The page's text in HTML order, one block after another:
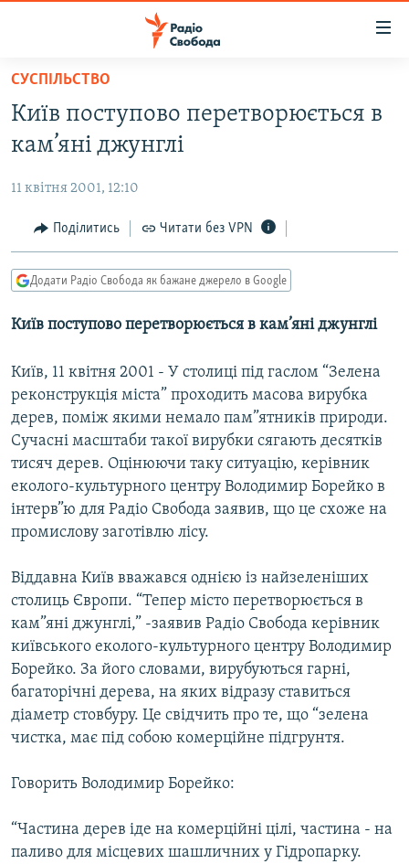
Перейти
основного
матеріалу
до
навігації
Перейти
до
ВСЕ ЗА ДОБУ
ПОЛІТИКА
ЕКОНОМІКА
КУЛЬТУРА
СПОРТ
СВІТ
ВІЙНА
РОСІЙСЬКА «ФІЛЬТРАЦІЯ»
КРИМ.РЕАЛІЇ
ТИ ЯК?
КИТАЙ.ВИКЛИКИ
МУЛЬТИМЕДІА
ФОТО
СПЕЦПРОЄКТИ
ПОДКАСТИ
КРИМ РЕАЛІЇ
РУС
УКР
КТАТ
ДОЛУЧАЙСЯ!
Усі сайти RFE/RL
СУСПІЛЬСТВО
Київ поступово перетворюється в
кам’яні джунглі
11 квітня 2001, 12:10
Поділитись Читати без VPN
Додати Радіо Свобода як бажане джерело в Google
Київ поступово перетворюється в кам’яні джунглі
Київ, 11 квітня 2001 - У столиці під гаслом “Зелена
реконструкція міста” проходить масова вирубка
дерев, поміж якими немало пам”ятників природи.
Сучасні масштаби такої вирубки сягають десятків
тисяч дерев. Оцінюючи таку ситуацію, керівник
еколого-культурного центру Володимир Борейко в
інтерв”ю для Радіо Свобода заявив, що це схоже на
промислову заготівлю лісу.
Віддавна Київ вважався однією із найзеленіших
столиць Європи. “Тепер місто перетворюється в
кам”яні джунглі,” -заявив Радіо Свобода керівник
київського еколого-культурного центру Володимир
Борейко. За його словами, вирубуються гарні,
багаторічні дерева, на яких відразу ставиться
діаметр стовбуру. Це свідчить про те, що “зелена
чистка, має під собою комерційне підгрунтя.
Говорить Володимир Борейко:
“Частина дерев іде на комерційні цілі, частина - на
паливо для місцевих шашличних у Гідропарку.